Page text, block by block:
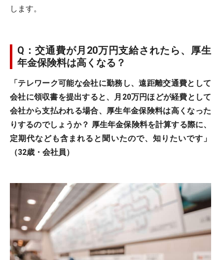
します。
Q：交通費が月20万円支給されたら、厚生
年金保険料は高くなる？
「テレワーク可能な会社に勤務し、遠距離交通費として
会社に領収書を提出すると、月20万円ほどが経費として
会社から支払われる場合、厚生年金保険料は高くなった
りするのでしょうか？ 厚生年金保険料を計算する際に、
定期代なども含まれると聞いたので、知りたいです」
（32歳・会社員）